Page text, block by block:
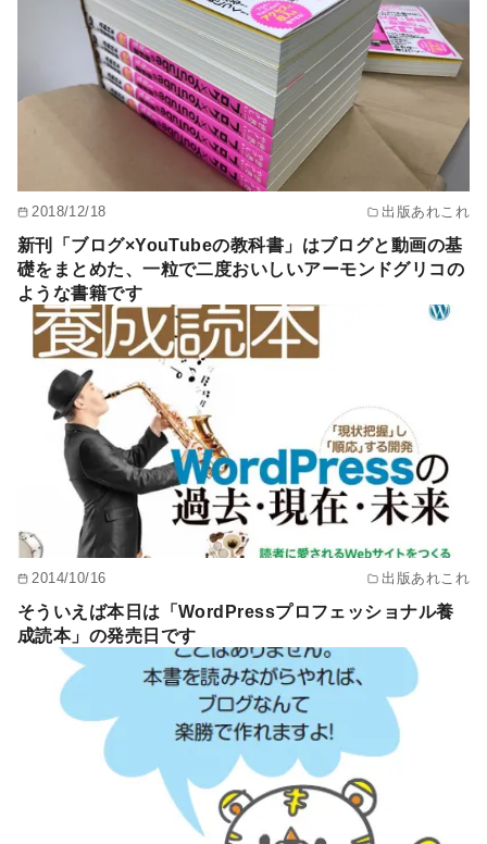
2018/12/18 出版あれこれ
新刊「ブログ×YouTubeの教科書」はブログと動画の基
礎をまとめた、一粒で二度おいしいアーモンドグリコの
ような書籍です
2014/10/16 出版あれこれ
そういえば本日は「WordPressプロフェッショナル養
成読本」の発売日です